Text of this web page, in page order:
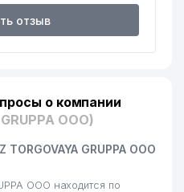
отзыв
о компании
GRUPPA ООО)
GRUPPA ООО
ООО находится по